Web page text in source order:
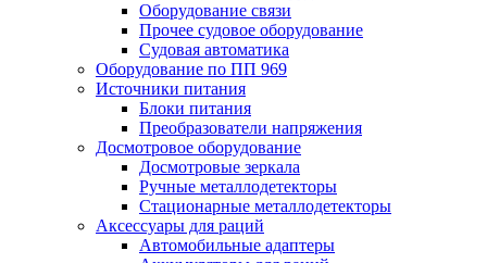
Оборудование связи
Прочее судовое оборудование
Судовая автоматика
Оборудование по ПП 969
Источники питания
Блоки питания
Преобразователи напряжения
Досмотровое оборудование
Досмотровые зеркала
Ручные металлодетекторы
Стационарные металлодетекторы
Аксессуары для раций
Автомобильные адаптеры